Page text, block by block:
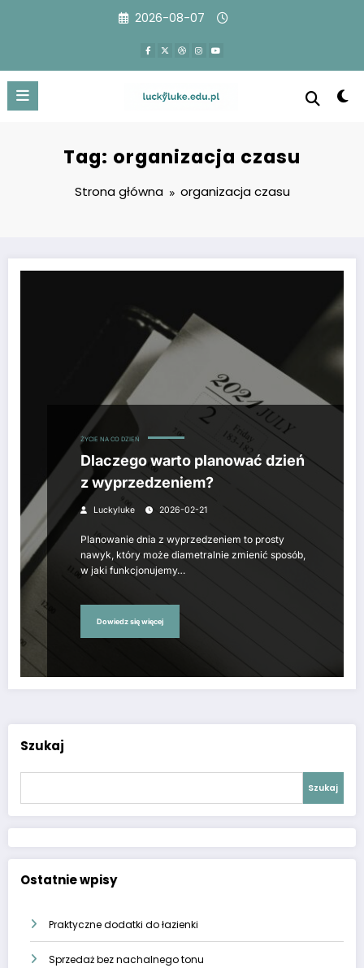
2026-08-07
Tag: organizacja czasu
Strona główna organizacja czasu
ŻYCIE NA CO DZIEŃ
Dlaczego warto planować dzień
z wyprzedzeniem?
Luckyluke 2026-02-21
Planowanie dnia z wyprzedzeniem to prosty
nawyk, który może diametralnie zmienić sposób,
w jaki funkcjonujemy…
Dowiedz się więcej
Szukaj
Szukaj
Ostatnie wpisy
Praktyczne dodatki do łazienki
Sprzedaż bez nachalnego tonu